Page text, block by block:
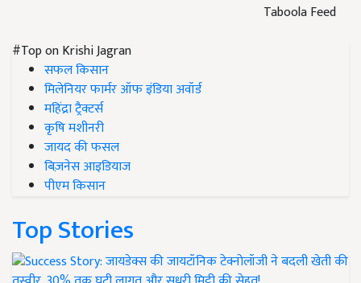
Taboola Feed
#Top on Krishi Jagran
सफल किसान
मिलेनियर फार्मर ऑफ इंडिया अवॉर्ड
महिंद्रा ट्रैक्टर्स
कृषि मशीनरी
जायद की फसल
बिज़नेस आइडियाज
पीएम किसान
Top Stories